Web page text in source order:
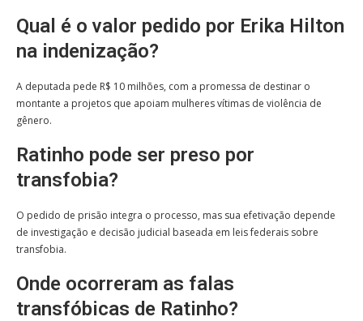
Qual é o valor pedido por Erika Hilton
na indenização?
A deputada pede R$ 10 milhões, com a promessa de destinar o
montante a projetos que apoiam mulheres vítimas de violência de
gênero.
Ratinho pode ser preso por
transfobia?
O pedido de prisão integra o processo, mas sua efetivação depende
de investigação e decisão judicial baseada em leis federais sobre
transfobia.
Onde ocorreram as falas
transfóbicas de Ratinho?